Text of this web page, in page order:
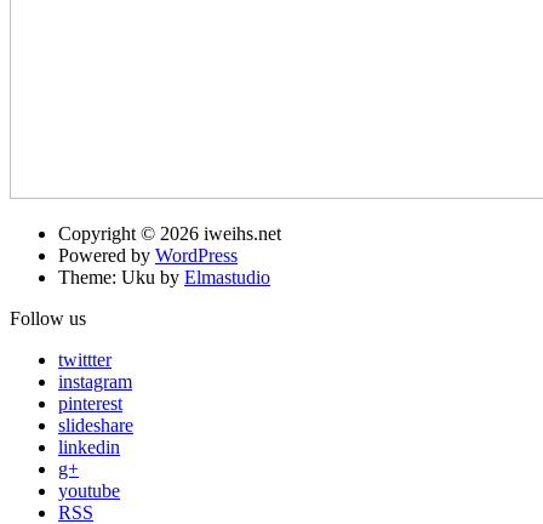
Copyright © 2026 iweihs.net
Powered by WordPress
Theme: Uku by Elmastudio
Follow us
twittter
instagram
pinterest
slideshare
linkedin
g+
youtube
RSS